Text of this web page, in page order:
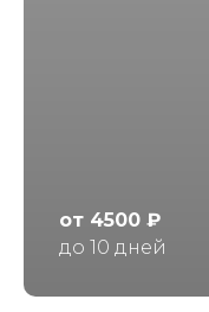
от 4500 ₽
до 10 дней